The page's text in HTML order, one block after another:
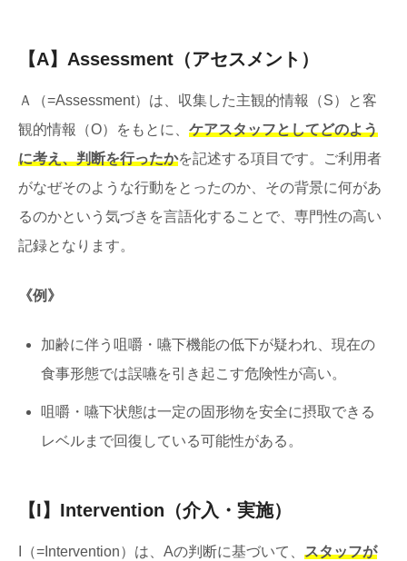
【A】Assessment（アセスメント）
Ａ（=Assessment）は、収集した主観的情報（S）と客
観的情報（O）をもとに、 ケアスタッフとしてどのよう
に考え、判断を行ったかを記述する項目です。ご利用者
がなぜそのような行動をとったのか、その背景に何があ
るのかという気づきを言語化することで、専門性の高い
記録となります。
《例》
加齢に伴う咀嚼・嚥下機能の低下が疑われ、現在の
食事形態では誤嚥を引き起こす危険性が高い。
咀嚼・嚥下状態は一定の固形物を安全に摂取できる
レベルまで回復している可能性がある。
【I】Intervention（介入・実施）
I（=Intervention）は、Aの判断に基づいて、 スタッフが